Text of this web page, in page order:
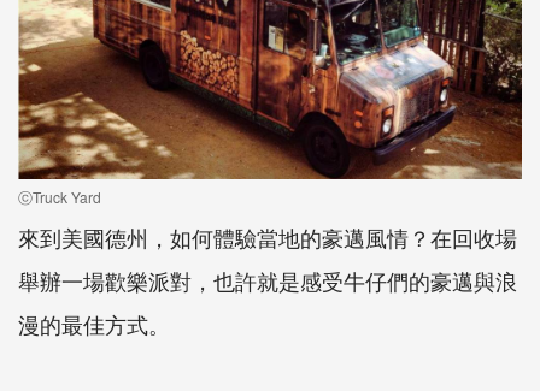
ⓒTruck Yard
來到美國德州，如何體驗當地的豪邁風情？在回收場
舉辦一場歡樂派對，也許就是感受牛仔們的豪邁與浪
漫的最佳方式。